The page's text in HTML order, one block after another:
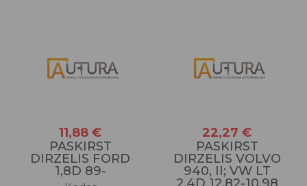
11,88 €
PASKIRST
DIRZELIS FORD
1,8D 89-
22,27 €
PASKIRST
DIRZELIS VOLVO
940, II; VW LT